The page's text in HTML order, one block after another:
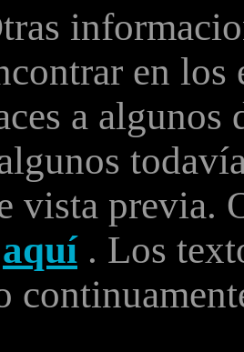
en
a
vista previa.
aquí. Los